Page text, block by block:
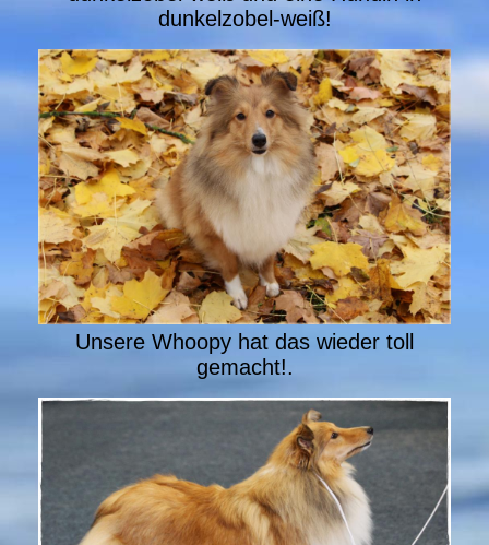
dunkelzobel-weiß!
Unsere Whoopy hat das wieder toll
gemacht!.